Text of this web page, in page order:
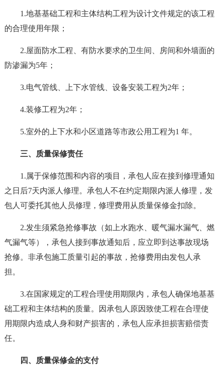
1.地基基础工程和主体结构工程为设计文件规定的该工程
的合理使用年限；
2.屋面防水工程、有防水要求的卫生间、房间和外墙面的
防渗漏为5年；
3.电气管线、上下水管线、设备安装工程为2年；
4.装修工程为2年；
5.室外的上下水和小区道路等市政公用工程为1 年。
三、质量保修责任
1.属于保修范围和内容的项目，承包人应在接到修理通知
之日后7天内派人修理。承包人不在约定期限内派人修理，发
包人可委托其他人员修理，修理费用从质量保修金扣除。
2.发生须紧急抢修事故（如上水跑水、暖气漏水漏气、燃
气漏气等），承包人接到事故通知后，应立即到达事故现场
抢修。非承包施工质量引起的事故，抢修费用由发包人承
担。
3.在国家规定的工程合理使用期限内，承包人确保地基基
础工程和主体结构的质量。因承包人原因致使工程在合理使
用期限内造成人身和财产损害的，承包人应承担损害赔偿责
任。
四、质量保修金的支付